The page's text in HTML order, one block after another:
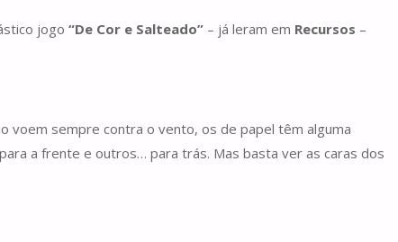
jogo “De Cor e Salteado” – já leram em Recursos –
voem sempre contra o vento, os de papel têm alguma
a frente e outros… para trás. Mas basta ver as caras dos